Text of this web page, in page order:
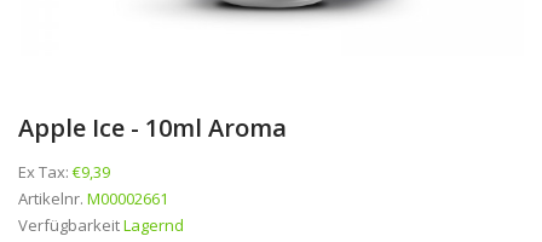
Apple Ice - 10ml Aroma
Ex Tax: €9,39
Artikelnr. M00002661
VerfügbarkeitLagernd